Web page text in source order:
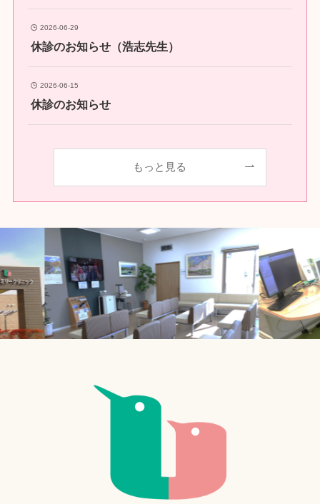
2026-06-29
休診のお知らせ（浩志先生）
2026-06-15
休診のお知らせ
もっと見る